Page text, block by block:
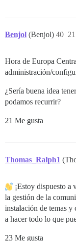
Benjol (Benjol) 40
Hora de Europa
administración/
¿Sería buena idea
podamos recurrir?
21 Me gusta
Thomas_Ralph1
¡Estoy dispuesto
la gestión de la
instalación de temas y
a hacer todo lo que
23 Me gusta